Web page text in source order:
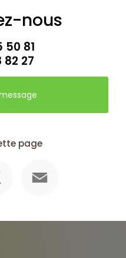
nous
50 81
82 27
page